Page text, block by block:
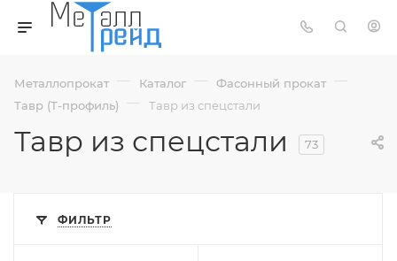
Металлопрокат — Каталог — Фасонный прокат —
Тавр (Т-профиль) — Тавр из спецстали
Тавр из спецстали 73
ФИЛЬТР